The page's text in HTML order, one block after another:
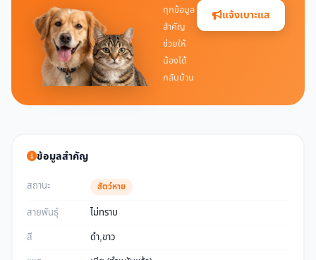
ทุกข้อมูล
สำคัญ
ช่วยให้
น้องได้
กลับบ้าน
แจ้งเบาะแส
ข้อมูลสำคัญ
สถานะ สัตว์หาย
สายพันธุ์
ไม่ทราบ
สี
ดำ,ขาว